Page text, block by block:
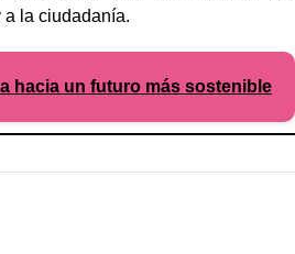
a la ciudadanía.
hacia un futuro más sostenible